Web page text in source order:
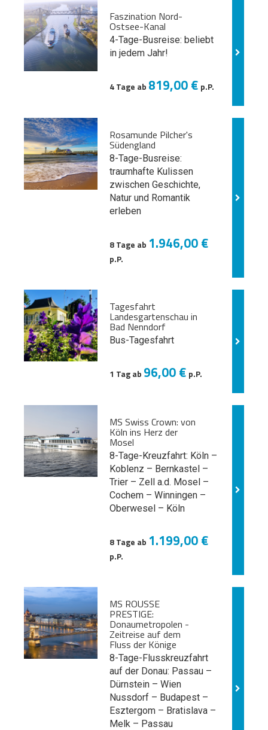
Faszination Nord-
Ostsee-Kanal
4-Tage-Busreise: beliebt
in jedem Jahr!
4 Tage ab 819,00 € p.P.
Rosamunde Pilcher's
Südengland
8-Tage-Busreise:
traumhafte Kulissen
zwischen Geschichte,
Natur und Romantik
erleben
8 Tage ab 1.946,00 €
p.P.
Tagesfahrt
Landesgartenschau in
Bad Nenndorf
Bus-Tagesfahrt
1 Tag ab 96,00 € p.P.
MS Swiss Crown: von
Köln ins Herz der
Mosel
8-Tage-Kreuzfahrt: Köln –
Koblenz – Bernkastel –
Trier – Zell a.d. Mosel –
Cochem – Winningen –
Oberwesel – Köln
8 Tage ab 1.199,00 €
p.P.
MS ROUSSE
PRESTIGE:
Donaumetropolen -
Zeitreise auf dem
Fluss der Könige
8-Tage-Flusskreuzfahrt
auf der Donau: Passau –
Dürnstein – Wien
Nussdorf – Budapest –
Esztergom – Bratislava –
Melk – Passau